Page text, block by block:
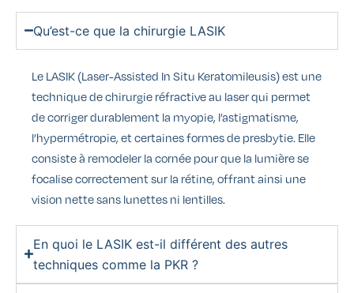
Qu’est-ce que la chirurgie LASIK
Le LASIK (Laser-Assisted In Situ Keratomileusis) est une
technique de chirurgie réfractive au laser qui permet
de corriger durablement la myopie, l’astigmatisme,
l’hypermétropie, et certaines formes de presbytie. Elle
consiste à remodeler la cornée pour que la lumière se
focalise correctement sur la rétine, offrant ainsi une
vision nette sans lunettes ni lentilles.
En quoi le LASIK est-il différent des autres
techniques comme la PKR ?